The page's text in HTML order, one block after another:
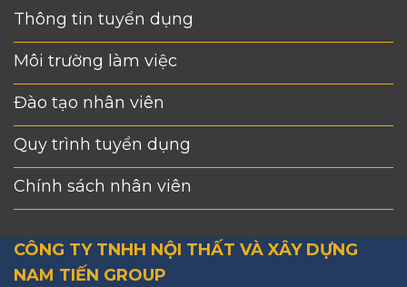
Thông tin tuyển dụng
Môi trường làm việc
Đào tạo nhân viên
Quy trình tuyển dụng
Chính sách nhân viên
CÔNG TY TNHH NỘI THẤT VÀ XÂY DỰNG
NAM TIẾN GROUP